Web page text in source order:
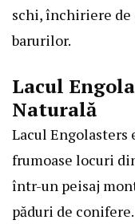
schi, închiriere
barurilor.
Lacul
Naturală
Lacul
frumoase locuri
într-un peisaj
păduri de conifere.